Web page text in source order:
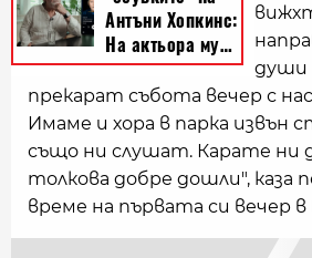
души
прекарат събота вечер с
Имаме и хора в парка извън
също ни слушат. Карате ни
толкова добре дошли", каза
време на първата си вечер